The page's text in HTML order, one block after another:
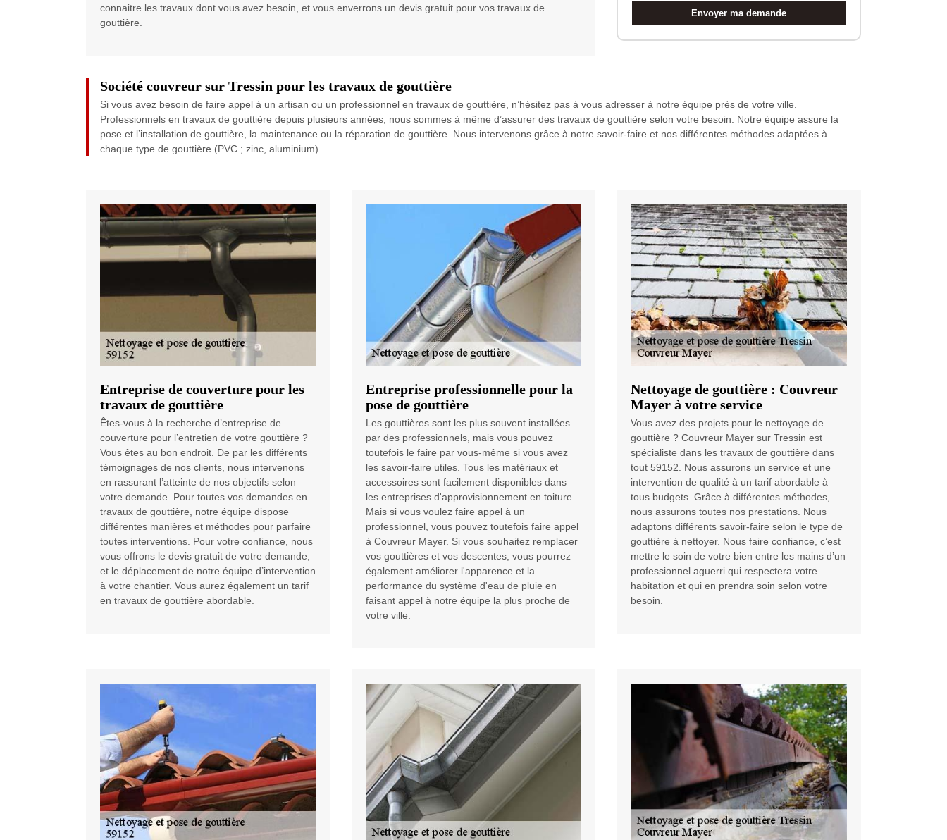
connaitre les travaux dont vous avez besoin, et vous enverrons un devis gratuit pour vos travaux de
gouttière.
Société couvreur sur Tressin pour les travaux de gouttière
Si vous avez besoin de faire appel à un artisan ou un professionnel en travaux de gouttière, n’hésitez pas à vous adresser à notre équipe près de votre ville.
Professionnels en travaux de gouttière depuis plusieurs années, nous sommes à même d’assurer des travaux de gouttière selon votre besoin. Notre équipe assure la
pose et l’installation de gouttière, la maintenance ou la réparation de gouttière. Nous intervenons grâce à notre savoir-faire et nos différentes méthodes adaptées à
chaque type de gouttière (PVC ; zinc, aluminium).
Entreprise de couverture pour les
travaux de gouttière
Êtes-vous à la recherche d’entreprise de
couverture pour l’entretien de votre gouttière ?
Vous êtes au bon endroit. De par les différents
témoignages de nos clients, nous intervenons
en rassurant l’atteinte de nos objectifs selon
votre demande. Pour toutes vos demandes en
travaux de gouttière, notre équipe dispose
différentes manières et méthodes pour parfaire
toutes interventions. Pour votre confiance, nous
vous offrons le devis gratuit de votre demande,
et le déplacement de notre équipe d’intervention
à votre chantier. Vous aurez également un tarif
en travaux de gouttière abordable.
Entreprise professionnelle pour la
pose de gouttière
Les gouttières sont les plus souvent installées
par des professionnels, mais vous pouvez
toutefois le faire par vous-même si vous avez
les savoir-faire utiles. Tous les matériaux et
accessoires sont facilement disponibles dans
les entreprises d'approvisionnement en toiture.
Mais si vous voulez faire appel à un
professionnel, vous pouvez toutefois faire appel
à Couvreur Mayer. Si vous souhaitez remplacer
vos gouttières et vos descentes, vous pourrez
également améliorer l'apparence et la
performance du système d'eau de pluie en
faisant appel à notre équipe la plus proche de
votre ville.
Nettoyage de gouttière : Couvreur
Mayer à votre service
Vous avez des projets pour le nettoyage de
gouttière ? Couvreur Mayer sur Tressin est
spécialiste dans les travaux de gouttière dans
tout 59152. Nous assurons un service et une
intervention de qualité à un tarif abordable à
tous budgets. Grâce à différentes méthodes,
nous assurons toutes nos prestations. Nous
adaptons différents savoir-faire selon le type de
gouttière à nettoyer. Nous faire confiance, c’est
mettre le soin de votre bien entre les mains d’un
professionnel aguerri qui respectera votre
habitation et qui en prendra soin selon votre
besoin.